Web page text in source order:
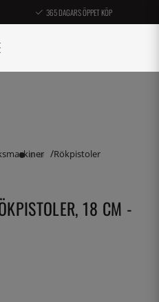
365 DAGARS ÖPPET KÖP
Rökpistoler
18 CM -